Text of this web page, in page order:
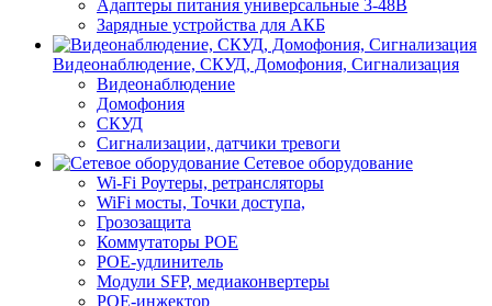
Адаптеры питания универсальные 3-48В
Зарядные устройства для АКБ
Видеонаблюдение, СКУД, Домофония, Сигнализация
Видеонаблюдение
Домофония
СКУД
Сигнализации, датчики тревоги
Сетевое оборудование
Wi-Fi Роутеры, ретрансляторы
WiFi мосты, Точки доступа,
Грозозащита
Коммутаторы POE
POE-удлинитель
Модули SFP, медиаконвертеры
POE-инжектор